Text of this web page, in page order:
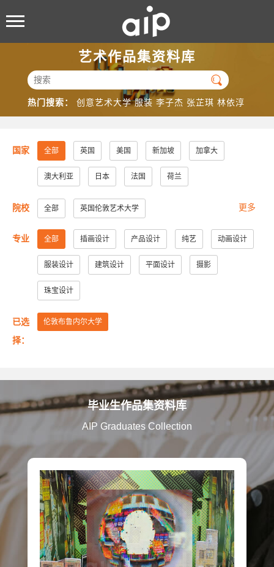
艺术作品集资料库

热门搜索： 创意艺术大学 服装 李子杰 张芷琪 林依淳
国家 全部 英国 美国 新加坡 加拿大
澳大利亚 日本 法国 荷兰
院校 全部 英国伦敦艺术大学
美国加州大学洛杉矶分校 美国加州大学圣地亚哥分校
美国纽约视觉艺术学院 美国帕森斯设计学院
美国艺术中心设计学院
美国纽约普瑞特艺术学院
英国赫特福德大学
英国金斯顿大学 英国格拉斯哥艺术学院
英国提赛德大学
英国考文垂大学 英国伯明翰城市大学
英国诺丁汉特伦特大学 英国谢菲尔德哈勒姆大学
美国马里兰艺术学院 美国弗吉尼亚联邦大学
更多
专业 全部 插画设计 产品设计 纯艺 动画设计
服装设计 建筑设计 平面设计 摄影
珠宝设计
已选
择：
伦敦布鲁内尔大学
毕业生作品集资料库
AIP Graduates Collection